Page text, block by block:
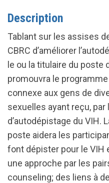
Description
Tablant sur les assises
CBRC d’améliorer
le ou la titulaire du poste
promouvra le
connexe aux gens de
sexuelles ayant reçu,
d’autodépistage du VIH.
poste aidera les
font dépister pour le VIH
une approche par les
counseling; des liens à